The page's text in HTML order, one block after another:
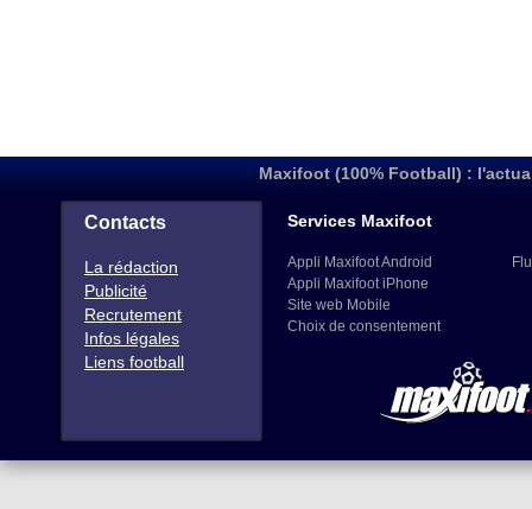
Maxifoot (100% Football) :
Contacts
La rédaction
Publicité
Recrutement
Infos légales
Liens football
Services Maxifoot
Appli Maxifoot Android
Appli Maxifoot iPhone
Site web Mobile
Choix de consentement